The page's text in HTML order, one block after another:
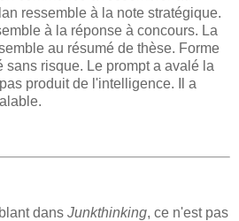
ressemble à la note stratégique.
à la réponse à concours. La
au résumé de thèse. Forme
sans risque. Le prompt a avalé la
produit de l'intelligence. Il a
dans Junkthinking, ce n'est pas